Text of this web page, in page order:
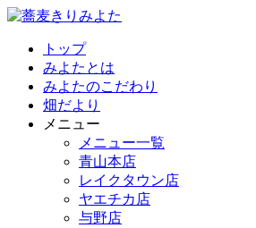
トップ
みよたとは
みよたのこだわり
畑だより
メニュー
メニュー一覧
青山本店
レイクタウン店
ヤエチカ店
与野店